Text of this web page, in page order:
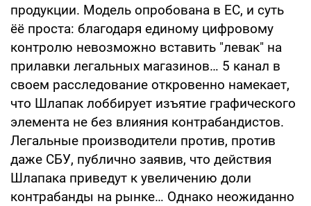
продукции. Модель опробована в ЕС, и суть
ёё проста: благодаря единому цифровому
контролю невозможно вставить "левак" на
прилавки легальных магазинов… 5 канал в
своем расследование откровенно намекает,
что Шлапак лоббирует изъятие графического
элемента не без влияния контрабандистов.
Легальные производители против, против
даже СБУ, публично заявив, что действия
Шлапака приведут к увеличению доли
контрабанды на рынке… Однако неожиданно